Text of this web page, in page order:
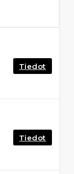
Tiedot
Tiedot